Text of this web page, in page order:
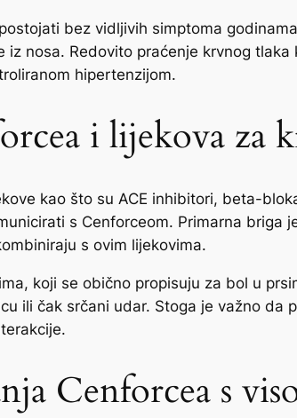
bez vidljivih simptoma
nosa. Redovito praćenje krvnog
hipertenzijom.
i lijekova za
kao što su ACE inhibitori, beta-
s Cenforceom. Primarna briga
s ovim lijekovima.
koji se obično propisuju za bol u
ili čak srčani udar. Stoga je važno da
Cenforcea s